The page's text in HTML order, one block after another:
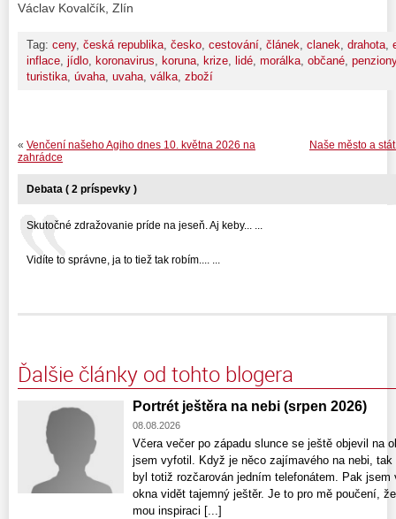
Václav Kovalčík, Zlín
Tag: ceny, česká republika, česko, cestování, článek, clanek, drahota,
inflace, jídlo, koronavirus, koruna, krize, lidé, morálka, občané, penziony
turistika, úvaha, uvaha, válka, zboží
Naše město a
« Venčení našeho Agiho dnes 10. května 2026 na
zahrádce
Debata ( 2 príspevky )
Skutočné zdražovanie príde na jeseň. Aj keby... ...
Vidíte to správne, ja to tiež tak robím.... ...
Ďalšie články od tohto blogera
Portrét ještěra na nebi (srpen 2026)
08.08.2026
Včera večer po západu slunce se ještě objevil na
jsem vyfotil. Když je něco zajímavého na nebi,
byl totiž rozčarován jedním telefonátem. Pak
okna vidět tajemný ještěr. Je to pro mě poučení,
mou inspiraci [...]